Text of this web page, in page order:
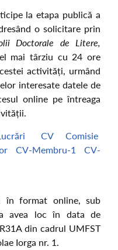
la etapa publică a
o solicitare prin
Doctorale de Litere,
mai târziu cu 24 ore
activități, urmând
interesate datele de
online pe întreaga
CV
Comisie
CV-Membru-1
CV-
în format online, sub
avea loc în data de
din cadrul UMFST
Iorga nr. 1.